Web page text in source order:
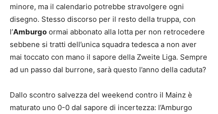
minore, ma il calendario potrebbe stravolgere ogni
disegno. Stesso discorso per il resto della truppa, con
l’Amburgo ormai abbonato alla lotta per non retrocedere
sebbene si tratti dell’unica squadra tedesca a non aver
mai toccato con mano il sapore della Zweite Liga. Sempre
ad un passo dal burrone, sarà questo l’anno della caduta?
Dallo scontro salvezza del weekend contro il Mainz è
maturato uno 0-0 dal sapore di incertezza: l’Amburgo